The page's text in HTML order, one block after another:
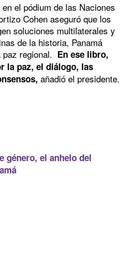
el pódium de las Naciones
Cohen aseguró que los
soluciones multilaterales y
de la historia, Panamá
regional. En ese libro,
la paz, el diálogo, las
añadió el presidente.
género, el anhelo del